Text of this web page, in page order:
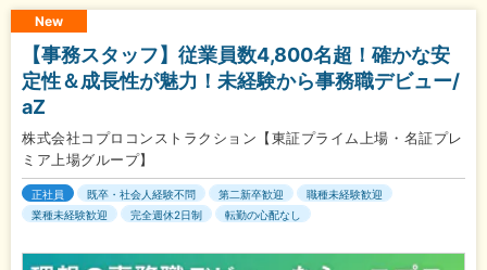
New
【事務スタッフ】従業員数4,800名超！確かな安
定性＆成長性が魅力！未経験から事務職デビュー/
aZ
株式会社コプロコンストラクション【東証プライム上場・名証プレ
ミア上場グループ】
正社員 既卒・社会人経験不問 第二新卒歓迎
職種未経験歓迎
業種未経験歓迎
完全週休2日制 転勤の心配なし